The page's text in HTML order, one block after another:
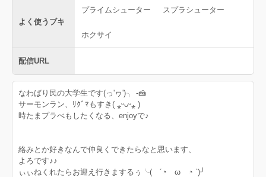
よく使うブキ
プライムシューター スプラシューター
ホクサイ
配信URL
なわばり民の大学生です(っ'ヮ')╮ -🍰
サーモンラン、ﾘｸﾞﾏもすき( ⁎ᵕᴗᵕ⁎ )
時たまプラべもしたくなる、enjoyで♪
絡みとか好きなんで仲良くできたらなと思います、
よろです♪♪
ぃぃねくれたらお迎え行きまするぅ╰( ´◔ ω ◔ `)╯